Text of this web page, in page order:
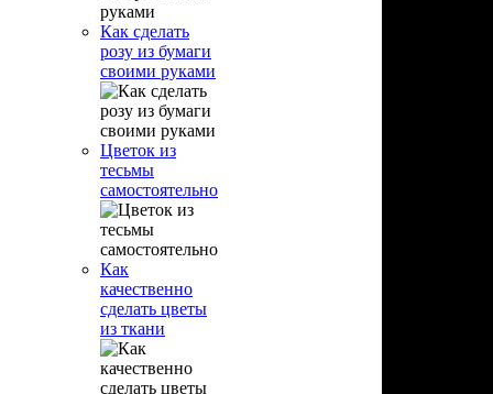
Как сделать
розу из бумаги
своими руками
Цветок из
тесьмы
самостоятельно
Как
качественно
сделать цветы
из ткани